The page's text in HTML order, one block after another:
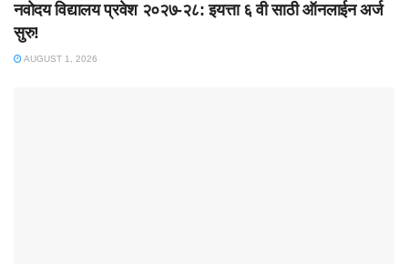
नवोदय विद्यालय प्रवेश २०२७-२८: इयत्ता ६ वी साठी ऑनलाईन अर्ज
सुरु!
AUGUST 1, 2026